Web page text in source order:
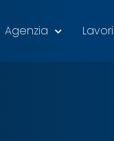
Agenzia Lavori